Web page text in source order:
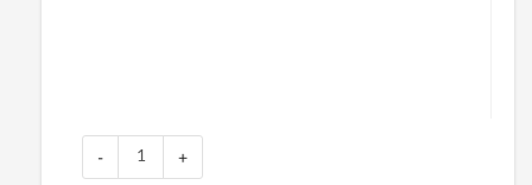
- +